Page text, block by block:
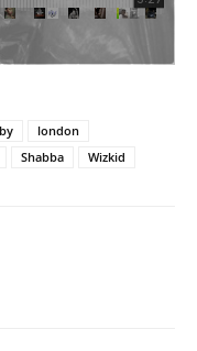
london
Shabba Wizkid